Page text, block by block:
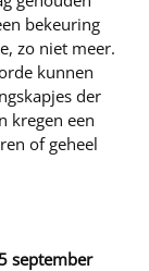
bekeuring
zo niet meer.
kunnen
der
kregen een
of geheel
september